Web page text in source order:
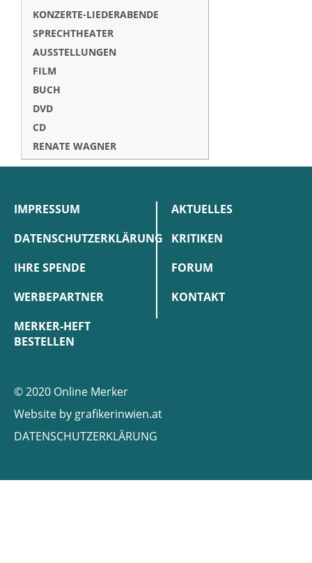
KONZERTE-LIEDERABENDE
SPRECHTHEATER
AUSSTELLUNGEN
FILM
BUCH
DVD
CD
RENATE WAGNER
IMPRESSUM
DATENSCHUTZERKLÄRUNG
IHRE SPENDE
WERBEPARTNER
MERKER-HEFT
BESTELLEN
AKTUELLES
KRITIKEN
FORUM
KONTAKT
© 2020 Online Merker
Website by grafikerinwien.at
DATENSCHUTZERKLÄRUNG